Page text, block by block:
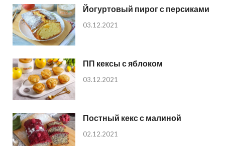
Йогуртовый пирог с персиками
03.12.2021
ПП кексы с яблоком
03.12.2021
Постный кекс с малиной
02.12.2021